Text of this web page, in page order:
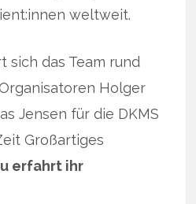
weltweit.
sich das Team rund
Holger
Jensen für die DKMS
Großartiges
erfahrt ihr